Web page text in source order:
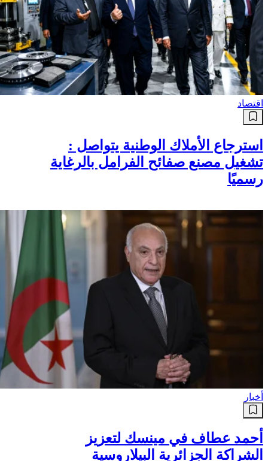
اقتصاد
استرجاع الأملاك الوطنية يتواصل :
تشغيل مصنع صفائح الفرامل بالرغاية
رسميًا
أخبار
أحمد عطاف في مينسك لتعزيز
الشراكة الجزائرية البيلاروسية